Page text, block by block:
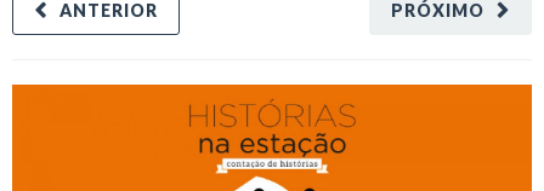
PRÓXIMO
ANTERIOR